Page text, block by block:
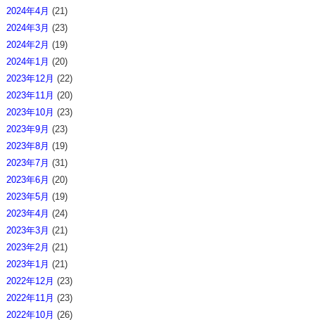
2024年4月 (21)
2024年3月 (23)
2024年2月 (19)
2024年1月 (20)
2023年12月 (22)
2023年11月 (20)
2023年10月 (23)
2023年9月 (23)
2023年8月 (19)
2023年7月 (31)
2023年6月 (20)
2023年5月 (19)
2023年4月 (24)
2023年3月 (21)
2023年2月 (21)
2023年1月 (21)
2022年12月 (23)
2022年11月 (23)
2022年10月 (26)